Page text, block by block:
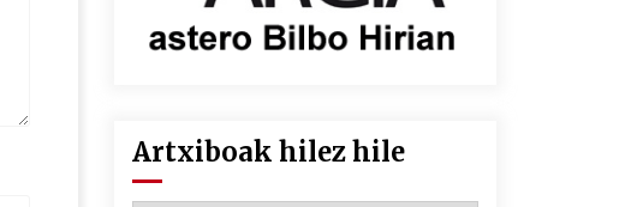
Artxiboak hilez hile